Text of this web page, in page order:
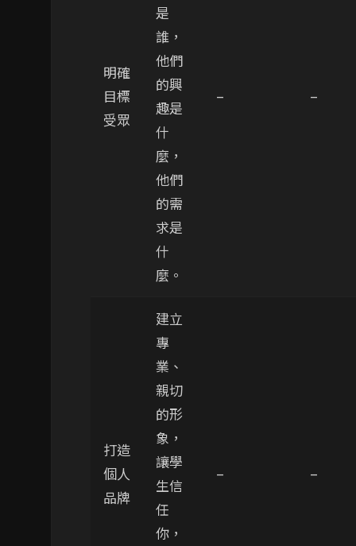
明確
目標
受眾
是
誰，
他們
的興
趣是
什
麼，
他們
的需
求是
什
麼。
– –
打造
個人
品牌
建立
專
業、
親切
的形
象，
讓學
生信
任
你，
– –